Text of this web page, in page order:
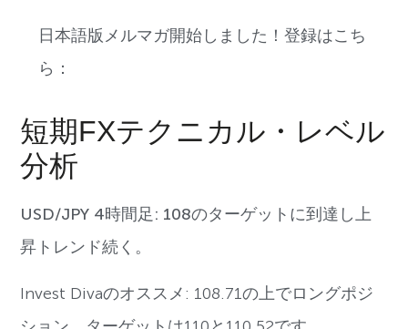
日本語版メルマガ開始しました！登録はこち
ら：
短期FXテクニカル・レベル
分析
USD/JPY 4時間足: 108のターゲットに到達し上
昇トレンド続く。
Invest Divaのオススメ: 108.71の上でロングポジ